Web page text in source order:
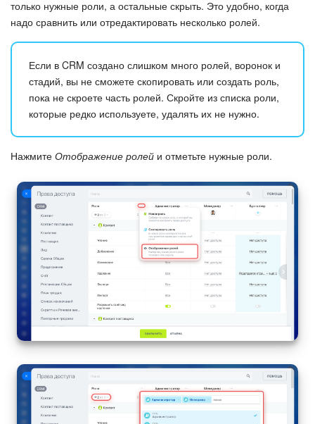
только нужные роли, а остальные скрыть. Это удобно, когда
надо сравнить или отредактировать несколько ролей.
Если в CRM создано слишком много ролей, воронок и
стадий, вы не сможете скопировать или создать роль,
пока не скроете часть ролей. Скройте из списка роли,
которые редко используете, удалять их не нужно.
Нажмите Отображение ролей и отметьте нужные роли.